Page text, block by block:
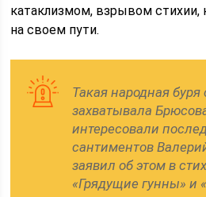
катаклизмом, взрывом стихии,
на своем пути.
Такая народная буря
захватывала
интересовали
сантиментов
заявил об этом в
«Грядущие гунны» и